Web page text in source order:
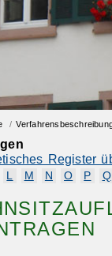
/
Register
L M N O P Q